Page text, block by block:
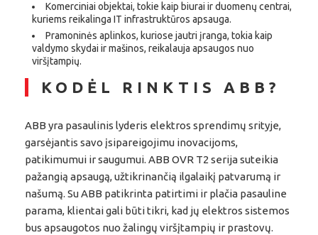
Komerciniai objektai, tokie kaip biurai ir duomenų centrai,
kuriems reikalinga IT infrastruktūros apsauga.
Pramoninės aplinkos, kuriose jautri įranga, tokia kaip
valdymo skydai ir mašinos, reikalauja apsaugos nuo
viršįtampių.
KODĖL RINKTIS ABB?
ABB yra pasaulinis lyderis elektros sprendimų srityje,
garsėjantis savo įsipareigojimu inovacijoms,
patikimumui ir saugumui. ABB OVR T2 serija suteikia
pažangią apsaugą, užtikrinančią ilgalaikį patvarumą ir
našumą. Su ABB patikrinta patirtimi ir plačia pasauline
parama, klientai gali būti tikri, kad jų elektros sistemos
bus apsaugotos nuo žalingų viršįtampių ir prastovų.